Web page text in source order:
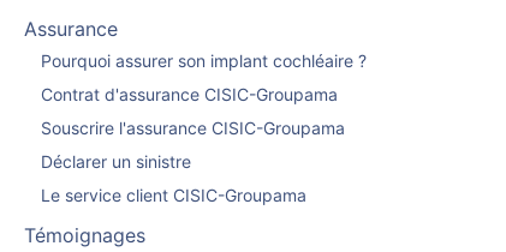
Assurance
Pourquoi assurer son implant cochléaire ?
Contrat d'assurance CISIC-Groupama
Souscrire l'assurance CISIC-Groupama
Déclarer un sinistre
Le service client CISIC-Groupama
Témoignages